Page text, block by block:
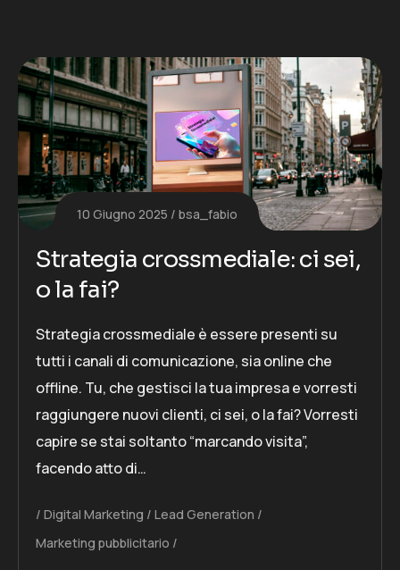
10 Giugno 2025 bsa_fabio
Strategia crossmediale: ci sei,
o la fai?
Strategia crossmediale è essere presenti su
tutti i canali di comunicazione, sia online che
offline. Tu, che gestisci la tua impresa e vorresti
raggiungere nuovi clienti, ci sei, o la fai? Vorresti
capire se stai soltanto “marcando visita”,
facendo atto di…
Digital Marketing
Lead Generation
Marketing pubblicitario